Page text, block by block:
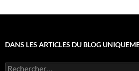
DANS LES ARTICLES DU BLOG
Rechercher :